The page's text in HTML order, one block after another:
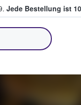
Jede Bestellung ist